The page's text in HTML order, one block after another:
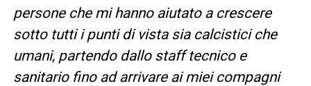
persone che mi hanno aiutato a crescere
sotto tutti i punti di vista sia calcistici che
umani, partendo dallo staff tecnico e
sanitario fino ad arrivare ai miei compagni